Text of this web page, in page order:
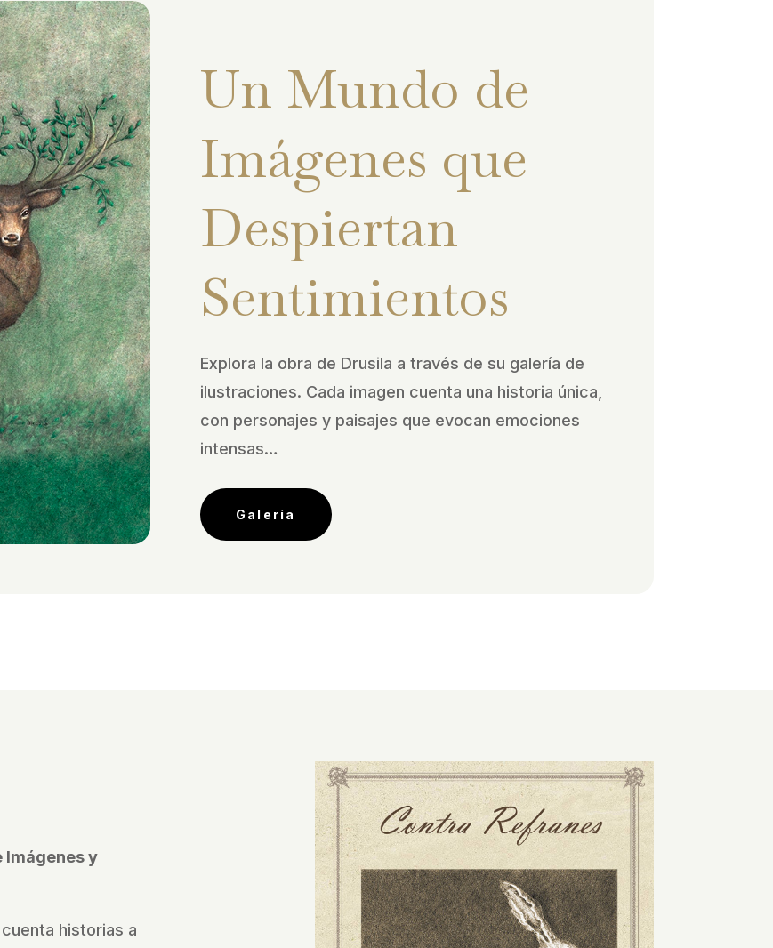
Un Mundo de
Imágenes que
Despiertan
Sentimientos
Explora la obra de Drusila a través de su galería de
ilustraciones. Cada imagen cuenta una historia única,
con personajes y paisajes que evocan emociones
intensas…
Galería
Imágenes y
historias a